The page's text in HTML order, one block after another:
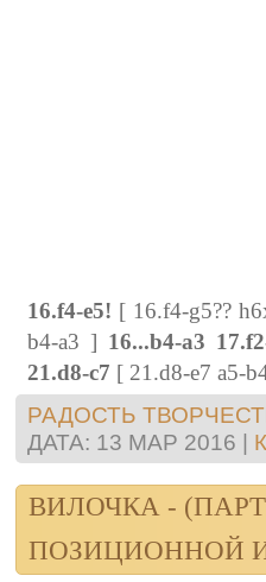
16.f4-e5! [ 16.f4-g5??
b4-a3 ] 16...b4-a3
21.d8-c7 [ 21.d8-e7 a5-
РАДОСТЬ
ДАТА: 13 МАР 2016 |
ВИЛОЧКА -
ПОЗИЦИОННОЙ